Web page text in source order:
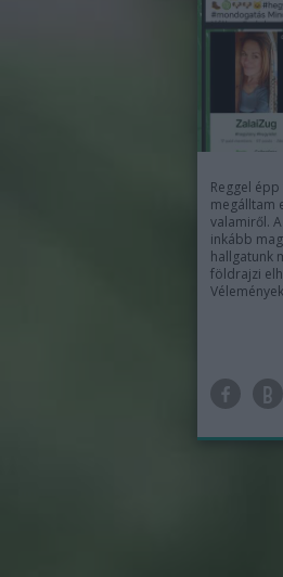
Reggel
megálltam
valamiről.
inkább
hallgatunk
földrajzi